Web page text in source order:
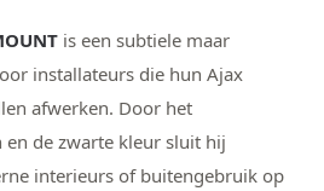
is een subtiele maar
installateurs die hun Ajax
afwerken. Door het
de zwarte kleur sluit hij
interieurs of buitengebruik op